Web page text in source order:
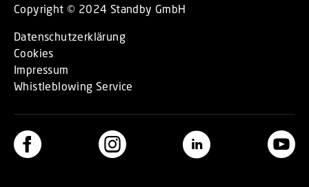
Copyright © 2024 Standby GmbH
Datenschutzerklärung
Cookies
Impressum
Whistleblowing Service